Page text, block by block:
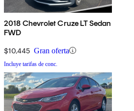
2018 Chevrolet Cruze LT Sedan
FWD
$10,445 Gran oferta
Incluye tarifas de conc.